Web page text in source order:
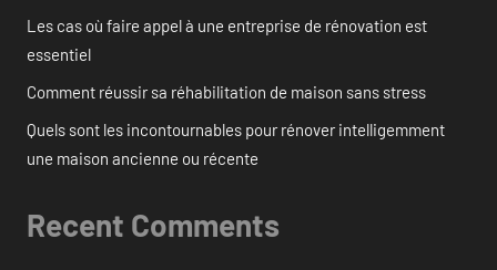
Les cas où faire appel à une entreprise de rénovation est
essentiel
Comment réussir sa réhabilitation de maison sans stress
Quels sont les incontournables pour rénover intelligemment
une maison ancienne ou récente
Recent Comments